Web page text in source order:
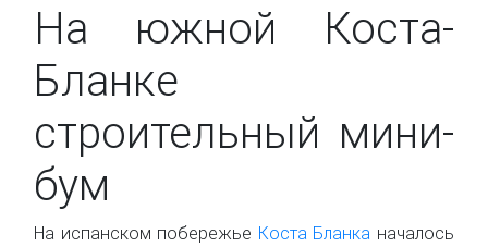
На южной Коста-
Бланке
строительный мини-
бум
На испанском побережье Коста Бланка началось